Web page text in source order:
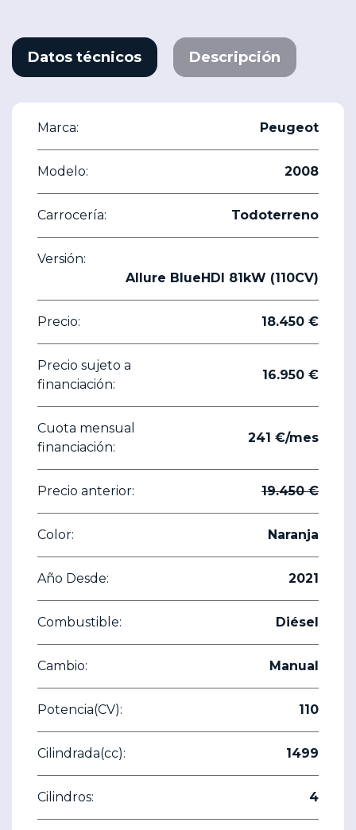
Datos técnicos Descripción
Marca: Peugeot
Modelo: 2008
Carrocería: Todoterreno
Versión:
Allure BlueHDI 81kW (110CV)
Precio: 18.450 €
Precio sujeto a
financiación:
16.950 €
Cuota mensual
financiación:
241 €/mes
Precio anterior: 19.450 €
Color: Naranja
Año Desde: 2021
Combustible: Diésel
Cambio: Manual
Potencia(CV): 110
Cilindrada(cc): 1499
Cilindros: 4